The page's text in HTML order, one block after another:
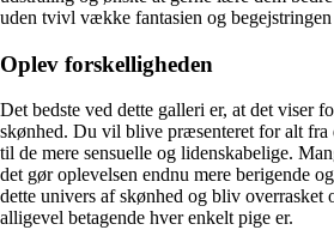
uden tvivl vække fantasien og
Oplev forskelligheden
Det bedste ved dette galleri er, at det viser
skønhed. Du vil blive præsenteret for alt fra
til de mere sensuelle og lidenskabelige.
det gør oplevelsen endnu mere berigende
dette univers af skønhed og bliv overrasket
alligevel betagende hver enkelt pige er.